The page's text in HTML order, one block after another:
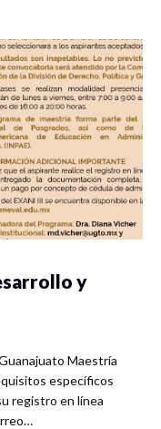
y
Maestría
específicos
registro en línea